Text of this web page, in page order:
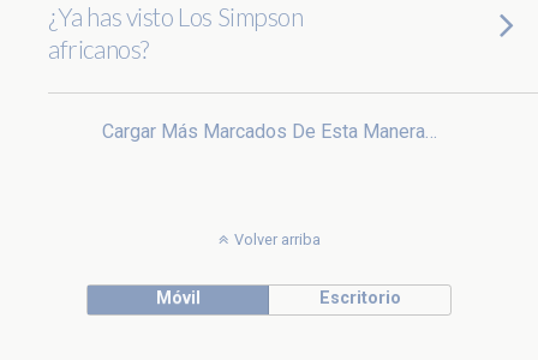
¿Ya has visto Los Simpson
africanos?
Cargar Más Marcados De Esta Manera…
Volver arriba
Móvil Escritorio